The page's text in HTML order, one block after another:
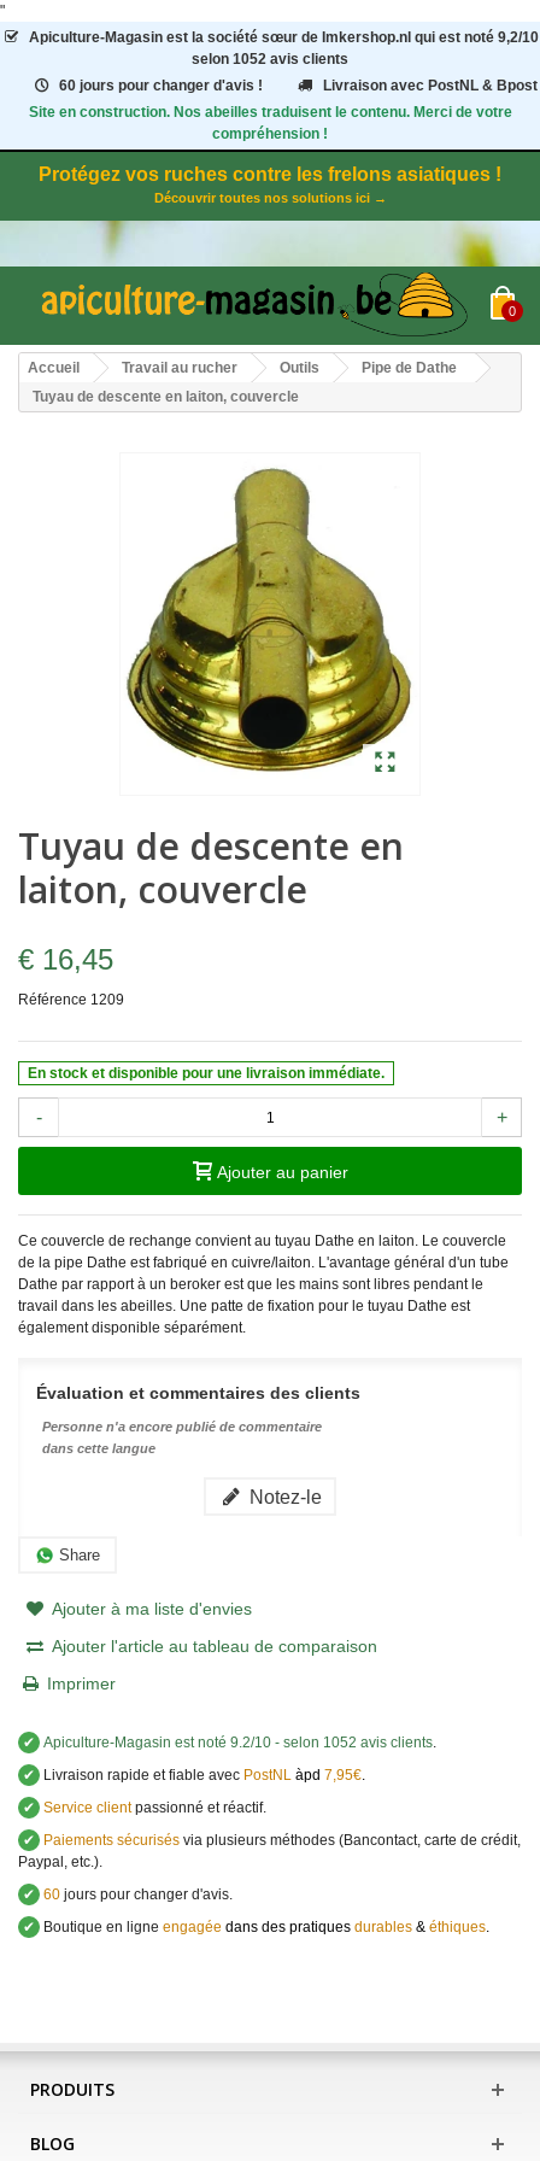
"
Apiculture-Magasinest la société sœur de Imkershop.nl qui est noté 9,2/10
selon 1052 avis clients
60 jours pour changer d'avis !
Livraison avec PostNL & Bpost
Site en construction. Nos abeilles traduisent le contenu. Merci de votre
compréhension !
Protégez vos ruches contre les frelons asiatiques !
Découvrir toutes nos solutions ici →
0
Accueil Travail au rucher Outils
Pipe de Dathe
Tuyau de descente en laiton, couvercle
Tuyau de descente en
laiton, couvercle
€ 16,45
Référence 1209
En stock et disponible pour une livraison immédiate.
- +
Ajouter au panier
Ce couvercle de rechange convient au tuyau Dathe en laiton. Le couvercle
de la pipe Dathe est fabriqué en cuivre/laiton. L'avantage général d'un tube
Dathe par rapport à un beroker est que les mains sont libres pendant le
travail dans les abeilles. Une patte de fixation pour le tuyau Dathe est
également disponible séparément.
Évaluation et commentaires des clients
Personne n'a encore publié de commentaire
dans cette langue
Notez-le
Share
Ajouter à ma liste d'envies
Ajouter l'article au tableau de comparaison
Imprimer
✔ Apiculture-Magasin est noté 9.2/10 - selon 1052 avis clients.
✔
Livraison rapide et fiable avec PostNL àpd 7,95€.
✔ Service clientpassionné et réactif.
✔
Paiements sécurisés via plusieurs méthodes (Bancontact, carte de crédit,
Paypal, etc.).
✔ 60 jours pour changer d'avis.
✔
Boutique en ligne engagée dans des pratiques durables & éthiques.
PRODUITS
BLOG